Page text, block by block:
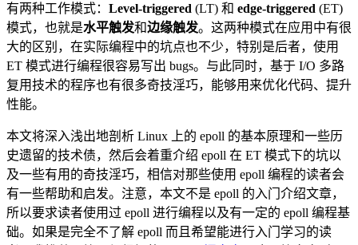
有两种工作模式： Level-triggered (LT) 和 edge-triggered (ET)
模式，也就是水平触发和边缘触发。这两种模式在应用中有很
大的区别，在实际编程中的坑点也不少，特别是后者，使用
ET 模式进行编程很容易写出 bugs。与此同时，基于 I/O 多路
复用技术的程序也有很多奇技淫巧，能够用来优化代码、提升
性能。
本文将深入浅出地剖析 Linux 上的 epoll 的基本原理和一些历
史遗留的技术债，然后会着重介绍 epoll 在 ET 模式下的坑以
及一些有用的奇技淫巧，相信对那些使用 epoll 编程的读者会
有一些帮助和启发。注意，本文不是 epoll 的入门介绍文章，
所以要求读者使用过 epoll 进行编程以及有一定的 epoll 编程基
础。如果是完全不了解 epoll 而且希望能进行入门学习的读